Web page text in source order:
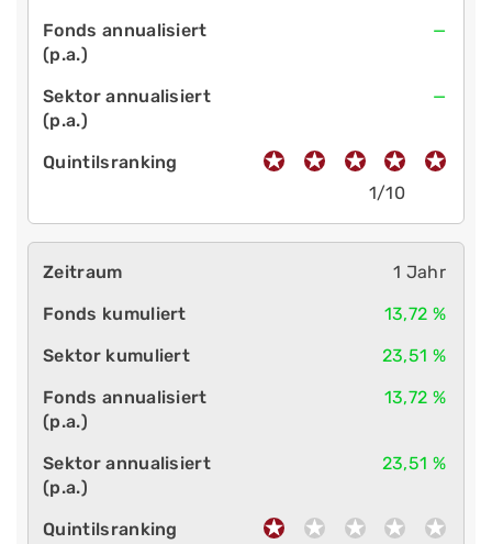
—
—
1/10
1 Jahr
13,72 %
23,51 %
13,72 %
23,51 %